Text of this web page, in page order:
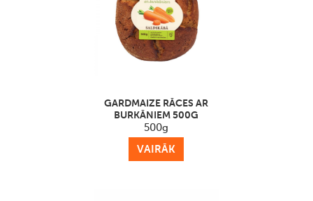
GARDMAIZE RĀCES ​AR
BURKĀNIEM 500G
500g
VAIRĀK